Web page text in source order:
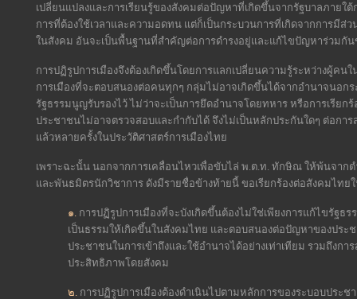
เปลี่ยนแปลงและการเรียนรู้ของสังคมต่อปัญหาที่เกิดขึ้นจากรัฐบาลภายใ
การที่ต้องใช้เวลาและความอดทน แต่ก็เป็นกระบวนการที่เกิดจากการมีส่
ในสังคม อันจะเป็นพื้นฐานที่สำคัญต่อการดำรงอยู่และแก้ไขปัญหาร่วมกั
การปฏิรูปการเมืองจึงต้องเกิดขึ้นโดยการแลกเปลี่ยนความรู้ระหว่างผู้ค
การเมืองที่จะตอบสนองต่อคนทุกๆ กลุ่มไม่อาจเกิดขึ้นได้จากอำนาจนอก
รัฐธรรมนูญรับรองไว้ ไม่ว่าจะเป็นการยึดอำนาจโดยทหาร หรือการเรียก
ประชาชนไม่อาจตรวจสอบและกำกับได้ จึงไม่เป็นหลักประกันใดๆ ต่อกา
แล้วหลายครั้งในประวัติศาสตร์การเมืองไทย
เพราะฉะนั้น นอกจากการเคลื่อนไหวเพื่อขับไล่ พ.ต.ท. ทักษิณ ให้พ้นจาก
และพันธมิตรนักวิชาการ ดังมีรายชื่อข้างท้ายนี้ ขอเรียกร้องต่อสังคมไท
๑. การปฏิรูปการเมืองที่จะบังเกิดขึ้นต้องไม่ใช่เพียงการแก้ไขรัฐ
เป็นธรรมให้เกิดขึ้นในสังคมไทย และตอบสนองต่อปัญหาของประ
ประชาชนในการเข้าถึงและใช้อำนาจได้อย่างเท่าเทียม รวมถึงก
ประสิทธิภาพโดยสังคม
๒. การปฏิรูปการเมืองต้องดำเนินไปตามหลักการของระบอบประ